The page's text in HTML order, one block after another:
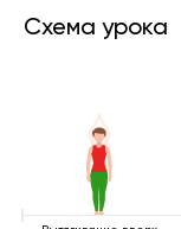
Схема урока